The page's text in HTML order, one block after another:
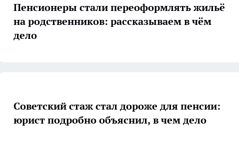
Пенсионеры стали переоформлять жильё
на родственников: рассказываем в чём
дело
Советский стаж стал дороже для пенсии:
юрист подробно объяснил, в чем дело